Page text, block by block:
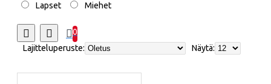
Lapset Miehet
0
Lajitteluperuste:
Näytä: